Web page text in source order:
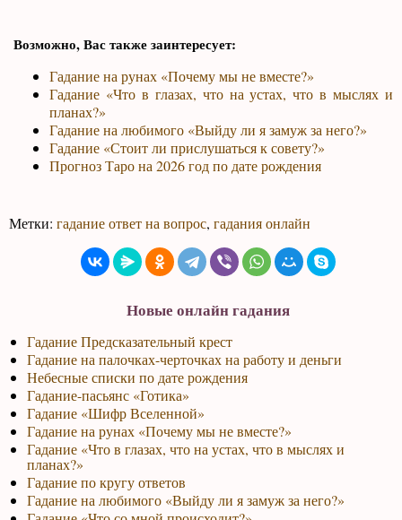
Возможно, Вас также заинтересует:
Гадание на рунах «Почему мы не вместе?»
Гадание «Что в глазах, что на устах, что в мыслях и
планах?»
Гадание на любимого «Выйду ли я замуж за него?»
Гадание «Стоит ли прислушаться к совету?»
Прогноз Таро на 2026 год по дате рождения
Метки:гадание ответ на вопрос,гадания онлайн
Новые онлайн гадания
Гадание Предсказательный крест
Гадание на палочках-черточках на работу и деньги
Небесные списки по дате рождения
Гадание-пасьянс «Готика»
Гадание «Шифр Вселенной»
Гадание на рунах «Почему мы не вместе?»
Гадание «Что в глазах, что на устах, что в мыслях и
планах?»
Гадание по кругу ответов
Гадание на любимого «Выйду ли я замуж за него?»